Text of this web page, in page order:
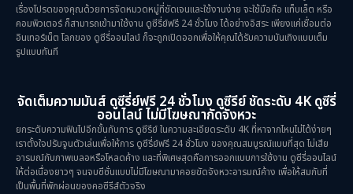
เรื่องโปรดของคุณด้วยการจัดหมวดหมู่ที่ชัดเจนและใช้งานง่าย จะใช้มือถือ แท็บเล็ต หรือ
คอมพิวเตอร์ ก็สามารถเข้ามาใช้งาน ดูซีรี่ย์ฟรี 24 ชั่วโมง ได้อย่างอิสระ เพียงแค่เชื่อมต่อ
อินเทอร์เน็ต โลกของ ดูซีรี่ออนไลน์ ก็จะถูกเปิดออกเพื่อให้คุณได้รับความบันเทิงแบบเต็ม
รูปแบบทันที
จัดเต็มความมันส์ ดูซีรี่ย์ฟรี 24 ชั่วโมง ดูซีรีย์ ชัดระดับ 4K ดูซีรี่
ออนไลน์ ไม่มีโฆษณากัดจังหวะ
ยกระดับความฟินไปอีกขั้นกับการ ดูซีรีย์ ในความละเอียดระดับ 4K ที่หาจากไหนไม่ได้ง่ายๆ
เราตั้งใจปรับจูนตัวเล่นเพื่อให้การ ดูซีรี่ย์ฟรี 24 ชั่วโมง ของคุณสมบูรณ์แบบที่สุด ไม่เสีย
อารมณ์กับภาพเบลอหรือโหลดค้าง และที่พิเศษสุดคือการออกแบบการใช้งาน ดูซีรี่ออนไลน์
ให้ต่อเนื่องยาวๆ จนจบซีซั่นแบบไม่มีโฆษณามาคอยขัดจังหวะอารมณ์ค้าง เพื่อให้สมกับที่
เป็นพื้นที่พักผ่อนของคอซีรีส์ตัวจริง